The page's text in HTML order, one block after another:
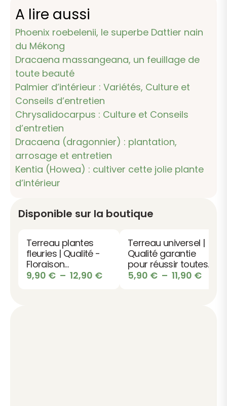
A lire aussi
Phoenix roebelenii, le superbe Dattier nain
du Mékong
Dracaena massangeana, un feuillage de
toute beauté
Palmier d’intérieur : Variétés, Culture et
Conseils d’entretien
Chrysalidocarpus : Culture et Conseils
d’entretien
Dracaena (dragonnier) : plantation,
arrosage et entretien
Kentia (Howea) : cultiver cette jolie plante
d’intérieur
Disponible sur la boutique
Terreau plantes
fleuries | Qualité -
Floraison
abondante -
9,90 € – 12,90 €Plage
Terreau universel |
Qualité garantie
pour réussir toutes
les plantations
5,90 € – 11,90 €